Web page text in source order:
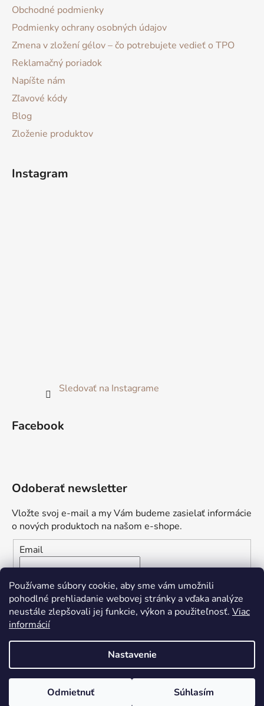
Používame súbory cookie, aby sme vám umožnili
pohodlné prehliadanie webovej stránky a vďaka analýze
neustále zlepšovali jej funkcie, výkon a použiteľnosť. Viac
informácií
Nastavenie
Odmietnuť Súhlasím
Obchodné podmienky
Podmienky ochrany osobných údajov
Zmena v zložení gélov – čo potrebujete vedieť o TPO
Reklamačný poriadok
Napíšte nám
Zľavové kódy
Blog
Zloženie produktov
Instagram
Sledovať na Instagrame
Facebook
Odoberať newsletter
Vložte svoj e-mail a my Vám budeme zasielať informácie
o nových produktoch na našom e-shope.
Email
Vložením e-mailu súhlasíte s
podmienkami ochrany
osobných údajov
PRIHLÁSIŤ SA
Vytvoril Shoptet
Copyright 2026Yvetten Nails
. Všetky práva vyhradené.